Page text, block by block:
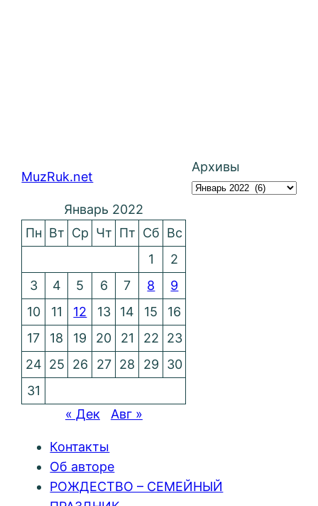
MuzRuk.net
Архивы
Январь 2022
Пн Вт Ср Чт Пт Сб Вс
1
2
3
4 5 6 7 8
9
10
11 12 13 14 15
16
17
18 19 20 21 22
23
24 25 26 27 28 29
30
31
« Дек
Авг »
Контакты
Об авторе
РОЖДЕСТВО – СЕМЕЙНЫЙ